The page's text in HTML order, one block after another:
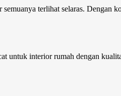
terlihat selaras. Dengan
untuk interior rumah dengan